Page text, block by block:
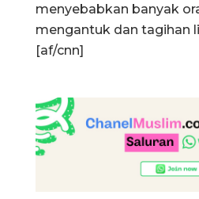
menyebabkan banyak
mengantuk dan tagihan
[af/cnn]